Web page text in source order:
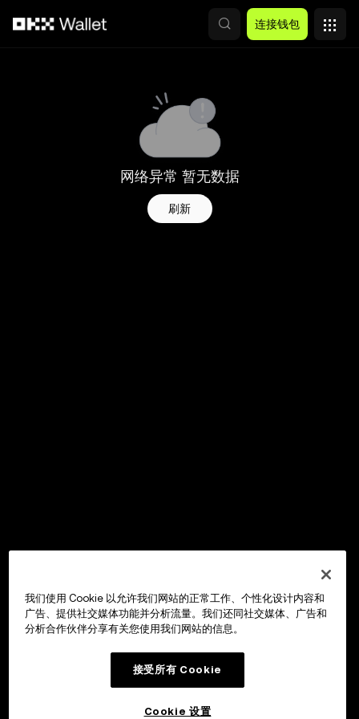
连接钱包
网络异常 暂无数据
刷新
我们使用 Cookie 以允许我们网站的正常工作、个性化设计内容和
广告、提供社交媒体功能并分析流量。我们还同社交媒体、广告和
分析合作伙伴分享有关您使用我们网站的信息。
接受所有 Cookie
Cookie 设置